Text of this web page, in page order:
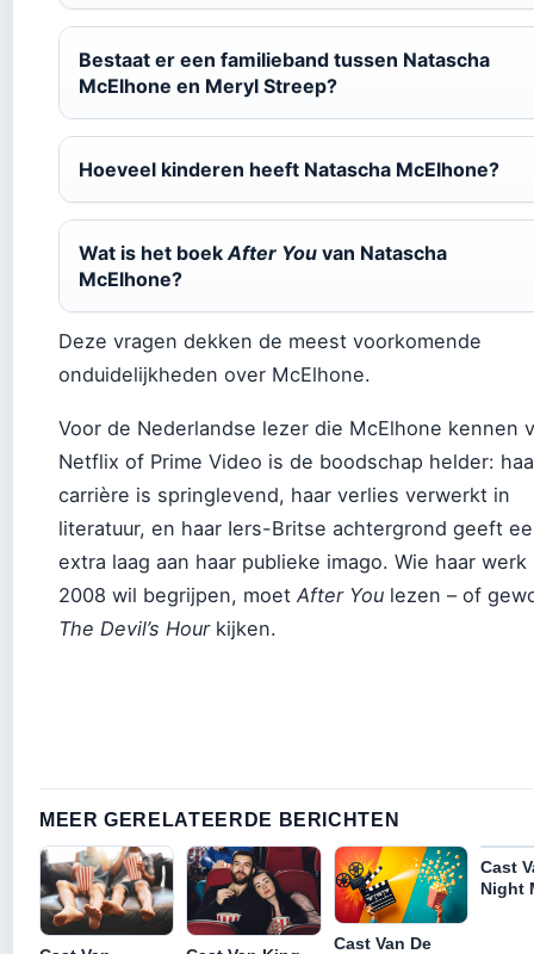
Bestaat er een familieband tussen Natascha
McElhone en Meryl Streep?
Hoeveel kinderen heeft Natascha McElhone?
Wat is het boek After You van Natascha
McElhone?
Deze vragen dekken de meest voorkomende
onduidelijkheden over McElhone.
Voor de Nederlandse lezer die McElhone kennen
Netflix of Prime Video is de boodschap helder:
carrière is springlevend, haar verlies verwerkt in
literatuur, en haar Iers-Britse achtergrond geeft
extra laag aan haar publieke imago. Wie haar werk
2008 wil begrijpen, moet After You lezen – of
The Devil’s Hourkijken.
MEER GERELATEERDE BERICHTEN
Cast Van De
Cast
Night